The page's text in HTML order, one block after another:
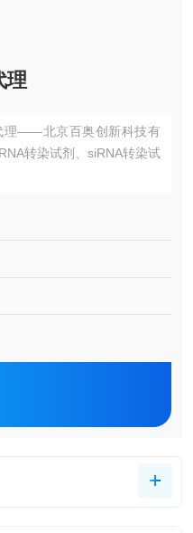
理
理——北京百奥创新科技有
转染试剂、siRNA转染试